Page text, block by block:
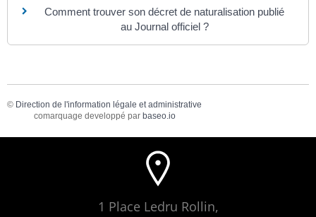
Comment trouver son décret de naturalisation publié
au Journal officiel ?
© Direction de l'information légale et administrative
comarquage developpé par baseo.io
1 Place Ledru Rollin,